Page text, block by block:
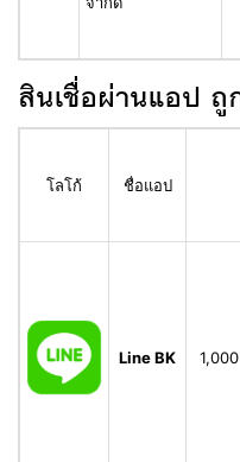
สินเชื่อผ่านแอป
โลโก้ ชื่อแอป
Line BK